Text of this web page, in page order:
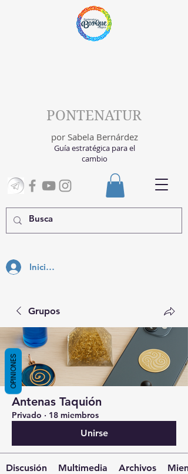
Inicia Sesión
PONTENATUR
por Sabela Bernárdez
Guía estratégica para el
cambio
Grupos
Antenas Taquión
Privado · 18 miembros
Unirse
Discusión Multimedia Archivos
OPINIONES